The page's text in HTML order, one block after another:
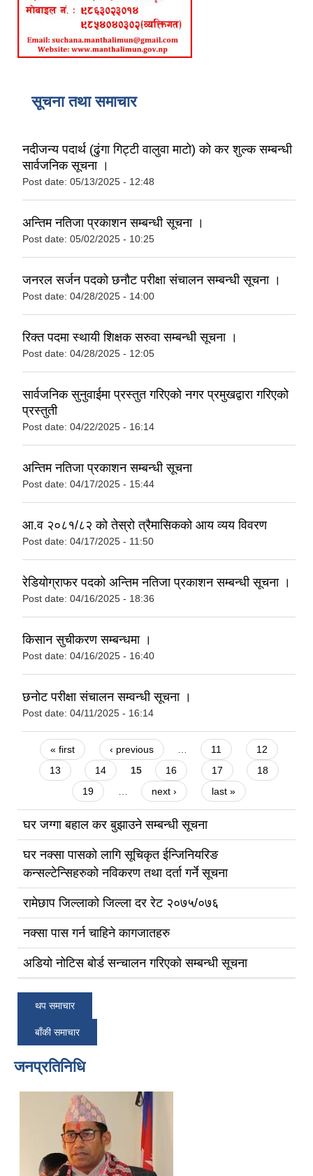
सूचना तथा समाचार
नदीजन्य पदार्थ (ढुंगा गिट्टी वालुवा माटो) को कर शुल्क सम्बन्धी
सार्वजनिक सूचना ।
Post date: 05/13/2025 - 12:48
अन्तिम नतिजा प्रकाशन सम्बन्धी सूचना ।
Post date: 05/02/2025 - 10:25
जनरल सर्जन पदको छनौट परीक्षा संचालन सम्बन्धी सूचना ।
Post date: 04/28/2025 - 14:00
रिक्त पदमा स्थायी शिक्षक सरुवा सम्बन्धी सूचना ।
Post date: 04/28/2025 - 12:05
सार्वजनिक सुनुवाईमा प्रस्तुत गरिएको नगर प्रमुखद्वारा गरिएको
प्रस्तुती
Post date: 04/22/2025 - 16:14
अन्तिम नतिजा प्रकाशन सम्बन्धी सूचना
Post date: 04/17/2025 - 15:44
आ.व २०८१/८२ को तेस्रो त्रैमासिकको आय व्यय विवरण
Post date: 04/17/2025 - 11:50
रेडियोग्राफर पदको अन्तिम नतिजा प्रकाशन सम्बन्धी सूचना ।
Post date: 04/16/2025 - 18:36
किसान सुचीकरण सम्बन्धमा ।
Post date: 04/16/2025 - 16:40
छनोट परीक्षा संचालन सम्वन्धी सूचना ।
Post date: 04/11/2025 - 16:14
Pages
« first ‹ previous … 11
12
13
14 15 16 17
18
19
… next › last »
घर जग्गा बहाल कर बुझाउने सम्बन्धी सूचना
घर नक्सा पासको लागि सूचिकृत ईन्जिनियरिङ
कन्सल्टेन्सिहरुको नविकरण तथा दर्ता गर्ने सूचना
रामेछाप जिल्लाको जिल्ला दर रेट २०७५/०७६
नक्सा पास गर्न चाहिने कागजातहरु
अडियो नोटिस बोर्ड सन्चालन गरिएको सम्बन्धी सूचना
थप समाचार
बाँकी समाचार
जनप्रतिनिधि